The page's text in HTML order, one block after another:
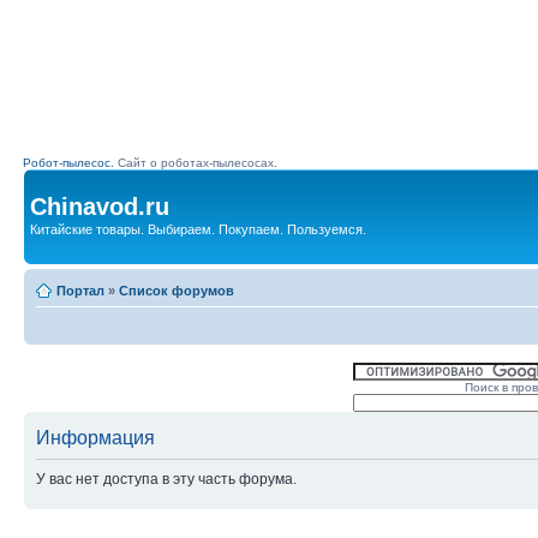
Робот-пылесос. Сайт о роботах-пылесосах.
Chinavod.ru
Китайские товары. Выбираем. Покупаем. Пользуемся.
Портал » Список форумов
Поиск в
Информация
У вас нет доступа в эту часть форума.